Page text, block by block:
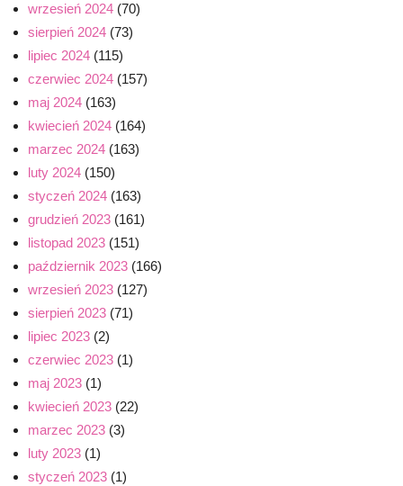
wrzesień 2024 (70)
sierpień 2024 (73)
lipiec 2024 (115)
czerwiec 2024 (157)
maj 2024 (163)
kwiecień 2024 (164)
marzec 2024 (163)
luty 2024 (150)
styczeń 2024 (163)
grudzień 2023 (161)
listopad 2023 (151)
październik 2023 (166)
wrzesień 2023 (127)
sierpień 2023 (71)
lipiec 2023 (2)
czerwiec 2023 (1)
maj 2023 (1)
kwiecień 2023 (22)
marzec 2023 (3)
luty 2023 (1)
styczeń 2023 (1)